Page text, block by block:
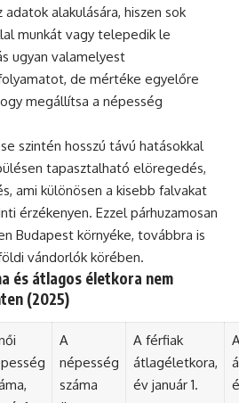
alakulására, hiszen sok
munkát vagy telepedik le
ugyan valamelyest
de mértéke egyelőre
megállítsa a népesség
szintén hosszú távú hatásokkal
tapasztalható elöregedés,
ami különösen a kisebb falvakat
érzékenyen. Ezzel párhuzamosan
Budapest környéke, továbbra is
vándorlók körében.
és átlagos életkora nem
(2025)
A
népesség
száma
A férfiak
átlagéletkora,
év január 1.